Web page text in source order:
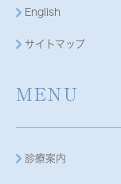
English
サイトマップ
MENU
診療案内